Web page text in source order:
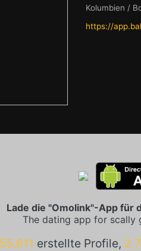
Kolumbien /
https://
Lade die "Omolink"-App für
The dating app for scally
erstellte Profile,